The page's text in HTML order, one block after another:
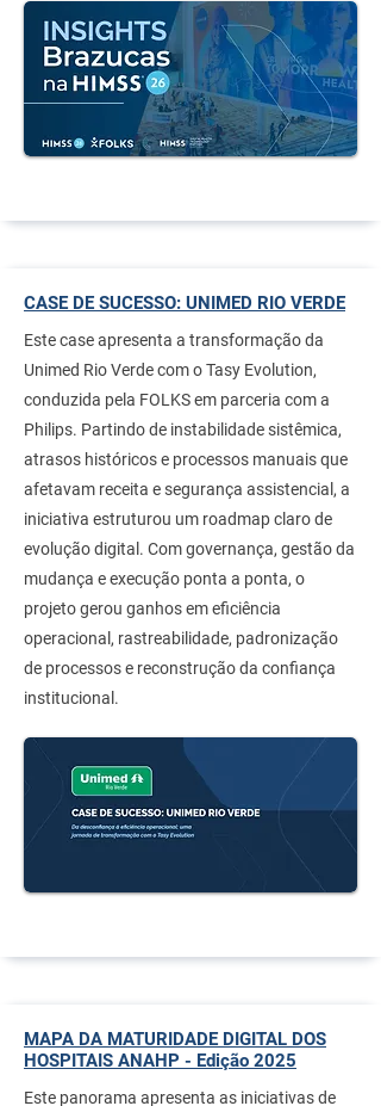
CASE DE SUCESSO: UNIMED RIO VERDE
Este case apresenta a transformação da
Unimed Rio Verde com o Tasy Evolution,
conduzida pela FOLKS em parceria com a
Philips. Partindo de instabilidade sistêmica,
atrasos históricos e processos manuais que
afetavam receita e segurança assistencial, a
iniciativa estruturou um roadmap claro de
evolução digital. Com governança, gestão da
mudança e execução ponta a ponta, o
projeto gerou ganhos em eficiência
operacional, rastreabilidade, padronização
de processos e reconstrução da confiança
institucional.
MAPA DA MATURIDADE DIGITAL DOS
HOSPITAIS ANAHP - Edição 2025
Este panorama apresenta as iniciativas de